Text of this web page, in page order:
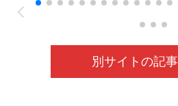
26/05
別サイトの記